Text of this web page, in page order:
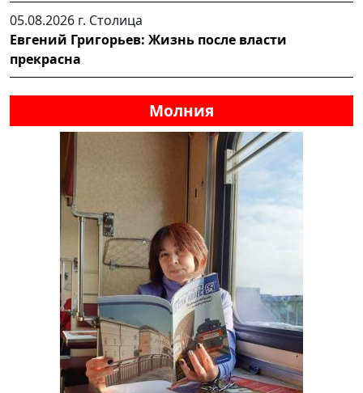
05.08.2026 г. Столица
Евгений Григорьев: Жизнь после власти
прекрасна
Молния